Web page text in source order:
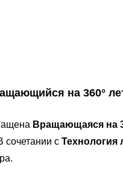
на 360°
Вращающаяся на
сочетании с Технология